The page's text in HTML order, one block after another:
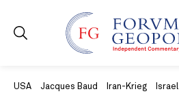
USA Jacques Baud Iran-Krieg Israel